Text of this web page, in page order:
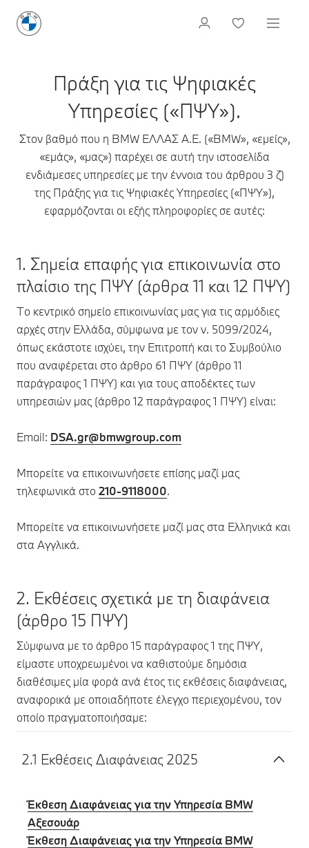
Πράξη για τις Ψηφιακές
Υπηρεσίες («ΠΨΥ»).
Στον βαθμό που η BMW ΕΛΛΑΣ Α.Ε. («BMW», «εμείς»,
«εμάς», «μας») παρέχει σε αυτή την ιστοσελίδα
ενδιάμεσες υπηρεσίες με την έννοια του άρθρου 3 ζ)
της Πράξης για τις Ψηφιακές Υπηρεσίες («ΠΨΥ»),
εφαρμόζονται οι εξής πληροφορίες σε αυτές:
1. Σημεία επαφής για επικοινωνία στο
πλαίσιο της ΠΨΥ (άρθρα 11 και 12 ΠΨΥ)
Το κεντρικό σημείο επικοινωνίας μας για τις αρμόδιες
αρχές στην Ελλάδα, σύμφωνα με τον ν. 5099/2024,
όπως εκάστοτε ισχύει, την Επιτροπή και το Συμβούλιο
που αναφέρεται στο άρθρο 61 ΠΨΥ (άρθρο 11
παράγραφος 1 ΠΨΥ) και για τους αποδέκτες των
υπηρεσιών μας (άρθρο 12 παράγραφος 1 ΠΨΥ) είναι:
Email: DSA.gr@bmwgroup.com
Μπορείτε να επικοινωνήσετε επίσης μαζί μας
τηλεφωνικά στο 210-9118000.
Μπορείτε να επικοινωνήσετε μαζί μας στα Ελληνικά και
στα Αγγλικά.
2. Εκθέσεις σχετικά με τη διαφάνεια
(άρθρο 15 ΠΨΥ)
Σύμφωνα με το άρθρο 15 παράγραφος 1 της ΠΨΥ,
είμαστε υποχρεωμένοι να καθιστούμε δημόσια
διαθέσιμες μία φορά ανά έτος τις εκθέσεις διαφάνειας,
αναφορικά με οποιαδήποτε έλεγχο περιεχομένου, τον
οποίο πραγματοποιήσαμε:
2.1 Εκθέσεις Διαφάνειας 2025
Έκθεση Διαφάνειας για την Υπηρεσία BMW
Αξεσουάρ
Έκθεση Διαφάνειας για την Υπηρεσία BMW